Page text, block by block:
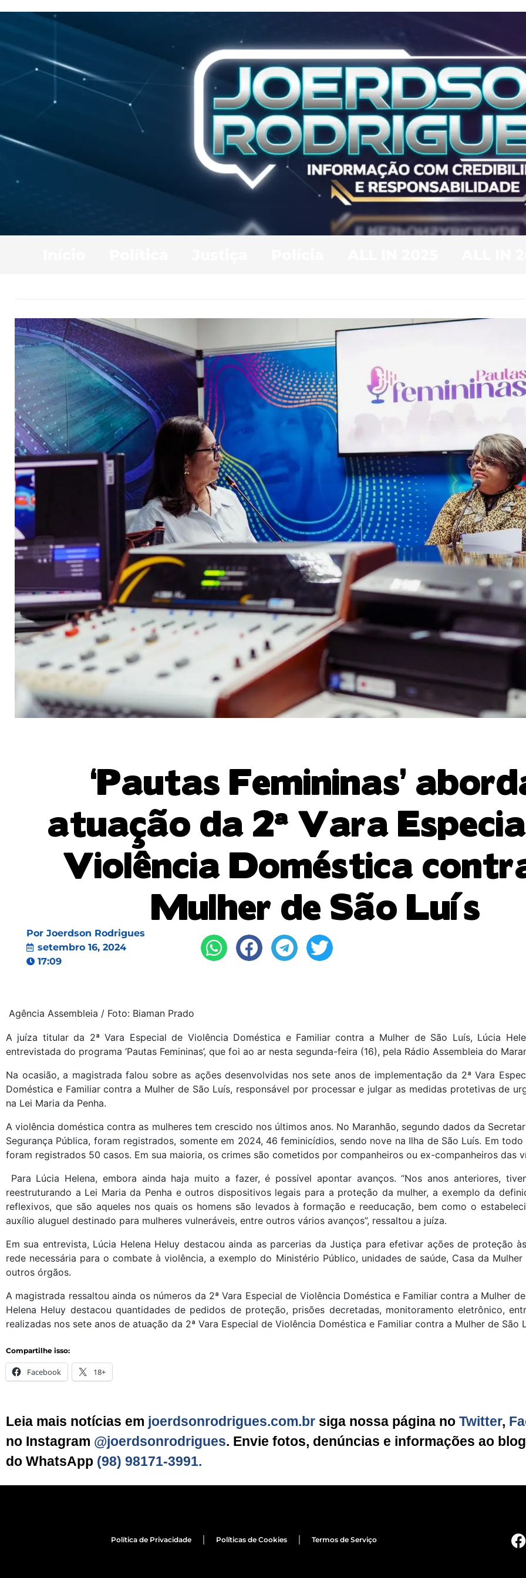
‘Pautas Femininas’
atuação da 2ª Vara
Violência Doméstica
Mulher de São Luís
Por Joerdson Rodrigues
setembro 16, 2024
17:09
Agência Assembleia / Foto: Biaman Prado
A juíza titular da 2ª Vara Especial de Violência Doméstica e Familiar contra a Mulher de São Luís, Lúcia
entrevistada do programa ‘Pautas Femininas’, que foi ao ar nesta segunda-feira (16), pela Rádio Assembleia do
Na ocasião, a magistrada falou sobre as ações desenvolvidas nos sete anos de implementação da 2ª Vara
Doméstica e Familiar contra a Mulher de São Luís, responsável por processar e julgar as medidas protetivas de
na Lei Maria da Penha.
A violência doméstica contra as mulheres tem crescido nos últimos anos. No Maranhão, segundo dados da
Segurança Pública, foram registrados, somente em 2024, 46 feminicídios, sendo nove na Ilha de São Luís. Em
foram registrados 50 casos. Em sua maioria, os crimes são cometidos por companheiros ou ex-companheiros das
Para Lúcia Helena, embora ainda haja muito a fazer, é possível apontar avanços. “Nos anos anteriores,
reestruturando a Lei Maria da Penha e outros dispositivos legais para a proteção da mulher, a exemplo da
reflexivos, que são aqueles nos quais os homens são levados à formação e reeducação, bem como o
auxílio aluguel destinado para mulheres vulneráveis, entre outros vários avanços”, ressaltou a juíza.
Em sua entrevista, Lúcia Helena Heluy destacou ainda as parcerias da Justiça para efetivar ações de proteção
rede necessária para o combate à violência, a exemplo do Ministério Público, unidades de saúde, Casa da Mulher
outros órgãos.
A magistrada ressaltou ainda os números da 2ª Vara Especial de Violência Doméstica e Familiar contra a Mulher
Helena Heluy destacou quantidades de pedidos de proteção, prisões decretadas, monitoramento eletrônico,
realizadas nos sete anos de atuação da 2ª Vara Especial de Violência Doméstica e Familiar contra a Mulher de
Compartilhe isso:
Facebook 18+
Leia mais notícias em joerdsonrodrigues.com.br siga nossa página no Twitter,
no Instagram @joerdsonrodrigues. Envie fotos, denúncias e informações ao
do WhatsApp (98) 98171-3991.
Política de Privacidade Políticas de Cookies Termos de Serviço